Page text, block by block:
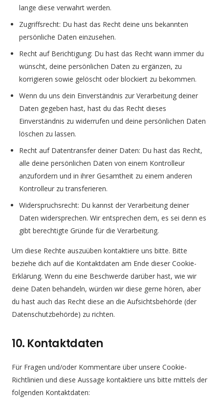
lange diese verwahrt werden.
Zugriffsrecht: Du hast das Recht deine uns bekannten
persönliche Daten einzusehen.
Recht auf Berichtigung: Du hast das Recht wann immer du
wünscht, deine persönlichen Daten zu ergänzen, zu
korrigieren sowie gelöscht oder blockiert zu bekommen.
Wenn du uns dein Einverständnis zur Verarbeitung deiner
Daten gegeben hast, hast du das Recht dieses
Einverständnis zu widerrufen und deine persönlichen Daten
löschen zu lassen.
Recht auf Datentransfer deiner Daten: Du hast das Recht,
alle deine persönlichen Daten von einem Kontrolleur
anzufordern und in ihrer Gesamtheit zu einem anderen
Kontrolleur zu transferieren.
Widerspruchsrecht: Du kannst der Verarbeitung deiner
Daten widersprechen. Wir entsprechen dem, es sei denn es
gibt berechtigte Gründe für die Verarbeitung.
Um diese Rechte auszuüben kontaktiere uns bitte. Bitte
beziehe dich auf die Kontaktdaten am Ende dieser Cookie-
Erklärung. Wenn du eine Beschwerde darüber hast, wie wir
deine Daten behandeln, würden wir diese gerne hören, aber
du hast auch das Recht diese an die Aufsichtsbehörde (der
Datenschutzbehörde) zu richten.
10. Kontaktdaten
Für Fragen und/oder Kommentare über unsere Cookie-
Richtlinien und diese Aussage kontaktiere uns bitte mittels der
folgenden Kontaktdaten: